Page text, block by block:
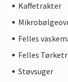
Kaffetrakter
Felles
Felles
Støvsuger